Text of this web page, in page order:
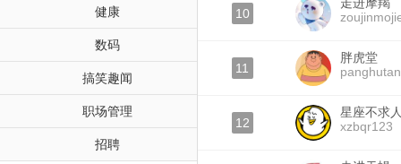
健康
数码
搞笑趣闻
职场管理
招聘
10
11
胖虎堂
12
星座不求
xzbqr123